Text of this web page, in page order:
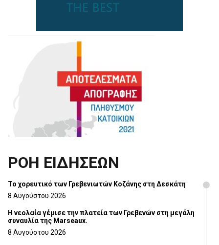
ΡΟΗ ΕΙΔΗΣΕΩΝ
Το χορευτικό των Γρεβενιωτών Κοζάνης στη Δεσκάτη
8 Αυγούστου 2026
Η νεολαία γέμισε την πλατεία των Γρεβενών στη μεγάλη
συναυλία της Marseaux.
8 Αυγούστου 2026